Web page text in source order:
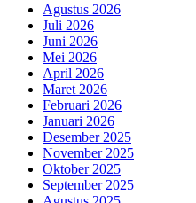
Agustus 2026
Juli 2026
Juni 2026
Mei 2026
April 2026
Maret 2026
Februari 2026
Januari 2026
Desember 2025
November 2025
Oktober 2025
September 2025